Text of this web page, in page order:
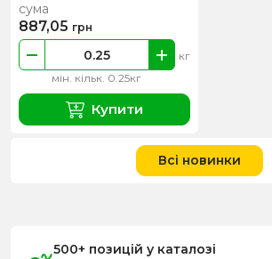
мін. кільк. 0.25кг
кг
сума
887,05 грн
Купити
Всі новинки
500+ позицій у каталозі